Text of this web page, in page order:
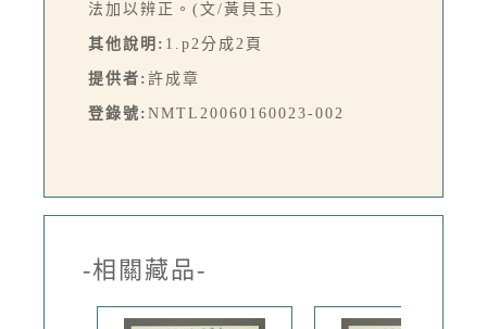
法加以辨正。(文/黃貝玉)
其他說明: 1.p2分成2頁
提供者: 許成章
登錄號: NMTL20060160023-002
-相關藏品-